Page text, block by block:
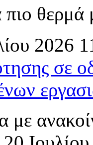
πιο
2026
σε
με